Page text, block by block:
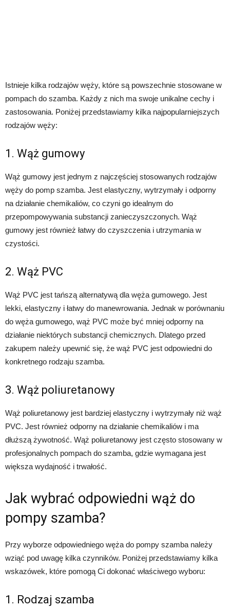
Istnieje kilka rodzajów węży, które są powszechnie stosowane w
pompach do szamba. Każdy z nich ma swoje unikalne cechy i
zastosowania. Poniżej przedstawiamy kilka najpopularniejszych
rodzajów węży:
1. Wąż gumowy
Wąż gumowy jest jednym z najczęściej stosowanych rodzajów
węży do pomp szamba. Jest elastyczny, wytrzymały i odporny
na działanie chemikaliów, co czyni go idealnym do
przepompowywania substancji zanieczyszczonych. Wąż
gumowy jest również łatwy do czyszczenia i utrzymania w
czystości.
2. Wąż PVC
Wąż PVC jest tańszą alternatywą dla węża gumowego. Jest
lekki, elastyczny i łatwy do manewrowania. Jednak w porównaniu
do węża gumowego, wąż PVC może być mniej odporny na
działanie niektórych substancji chemicznych. Dlatego przed
zakupem należy upewnić się, że wąż PVC jest odpowiedni do
konkretnego rodzaju szamba.
3. Wąż poliuretanowy
Wąż poliuretanowy jest bardziej elastyczny i wytrzymały niż wąż
PVC. Jest również odporny na działanie chemikaliów i ma
dłuższą żywotność. Wąż poliuretanowy jest często stosowany w
profesjonalnych pompach do szamba, gdzie wymagana jest
większa wydajność i trwałość.
Jak wybrać odpowiedni wąż do
pompy szamba?
Przy wyborze odpowiedniego węża do pompy szamba należy
wziąć pod uwagę kilka czynników. Poniżej przedstawiamy kilka
wskazówek, które pomogą Ci dokonać właściwego wyboru:
1. Rodzaj szamba